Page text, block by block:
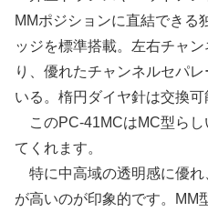
MMポジションに直結できる
ッジを標準搭載。左右チャ
り、優れたチャンネルセパ
いる。楕円ダイヤ針は交換可
このPC-41MCはMC型らし
てくれます。
特に中高域の透明感に優れ
が高いのが印象的です。MM